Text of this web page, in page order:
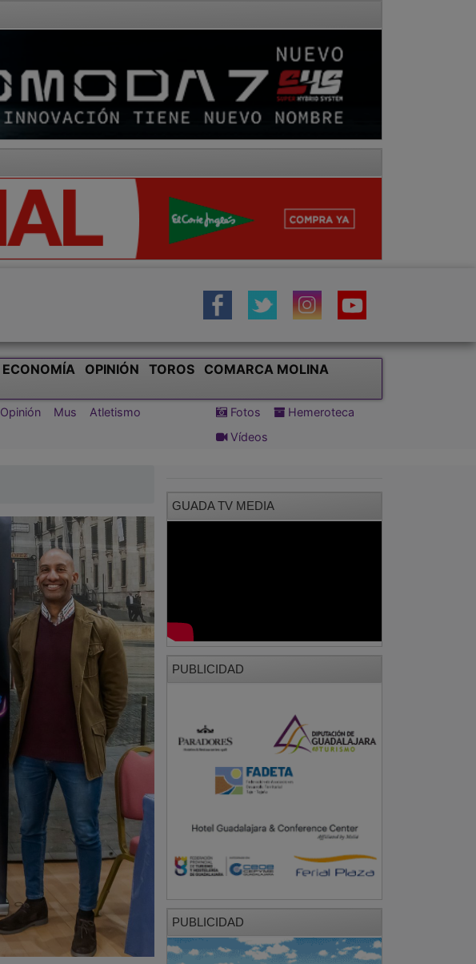
ECONOMÍA OPINIÓN TOROS
COMARCA MOLINA
Opinión Mus
Atletismo
Fotos
Hemeroteca
Vídeos
GUADA TV MEDIA
PUBLICIDAD
PUBLICIDAD